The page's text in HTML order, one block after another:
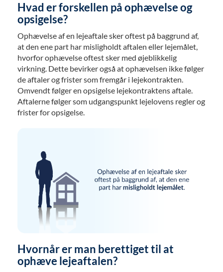
Hvad er forskellen på ophævelse og
opsigelse?
Ophævelse af en lejeaftale sker oftest på baggrund af,
at den ene part har misligholdt aftalen eller lejemålet,
hvorfor ophævelse oftest sker med øjeblikkelig
virkning. Dette bevirker også at ophævelsen ikke følger
de aftaler og frister som fremgår i lejekontrakten.
Omvendt følger en opsigelse lejekontraktens aftale.
Aftalerne følger som udgangspunkt lejelovens regler og
frister for opsigelse.
Hvornår er man berettiget til at
ophæve lejeaftalen?